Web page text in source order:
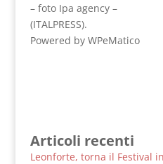
– foto Ipa agency –
(ITALPRESS).
Powered by WPeMatico
Articoli recenti
Leonforte, torna il Festival